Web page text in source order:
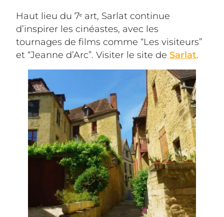
Haut lieu du 7ᵉ art, Sarlat continue
d’inspirer les cinéastes, avec les
tournages de films comme “Les visiteurs”
et “Jeanne d’Arc”. Visiter le site de Sarlat.